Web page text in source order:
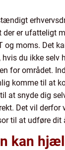
der er ufatteligt
og moms. Det
hvis du ikke selv
for området.
komme til at
at snyde dig
Det vil
til at udføre dit
kan